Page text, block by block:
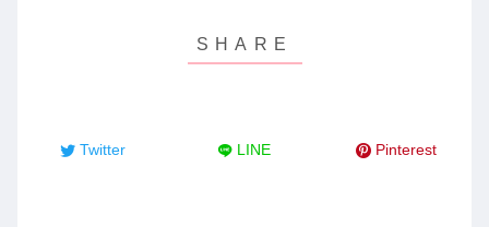
Twitter LINE Pinterest